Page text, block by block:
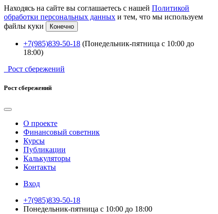
Находясь на сайте вы соглашаетесь с нашей Политикой
обработки персональных данных и тем, что мы используем
файлы куки
Конечно
+7(985)839-50-18 (Понедельник-пятница с 10:00 до
18:00)
Рост сбережений
Рост сбережений
О проекте
Финансовый советник
Курсы
Публикации
Калькуляторы
Контакты
Вход
+7(985)839-50-18
Понедельник-пятница с 10:00 до 18:00